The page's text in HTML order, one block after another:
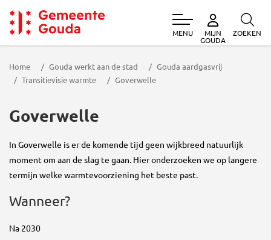
Gemeente Gouda
MENU MIJN
GOUDA
ZOEKEN
Home Gouda werkt aan de stad
Gouda aardgasvrij
Transitievisie warmte
Goverwelle
Goverwelle
In Goverwelle is er de komende tijd geen wijkbreed natuurlijk
moment om aan de slag te gaan. Hier onderzoeken we op langere
termijn welke warmtevoorziening het beste past.
Wanneer?
Na 2030